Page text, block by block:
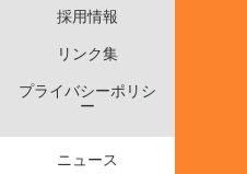
採用情報
リンク集
プライバシーポリシ
ー
ニュース